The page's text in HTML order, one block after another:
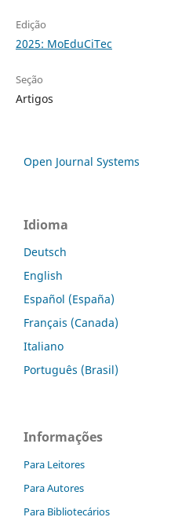
Edição
2025: MoEduCiTec
Seção
Artigos
Open Journal Systems
Idioma
Deutsch
English
Español (España)
Français (Canada)
Italiano
Português (Brasil)
Informações
Para Leitores
Para Autores
Para Bibliotecários